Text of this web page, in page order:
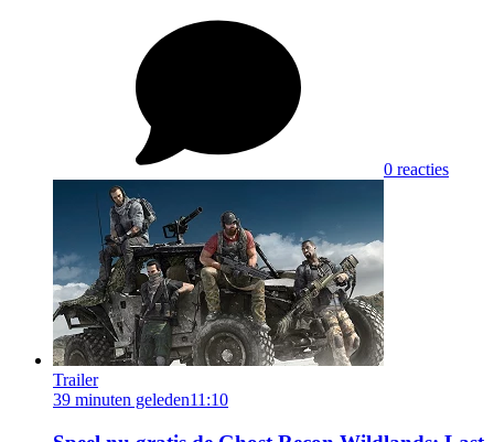
0 reacties
Trailer
39 minuten geleden11:10